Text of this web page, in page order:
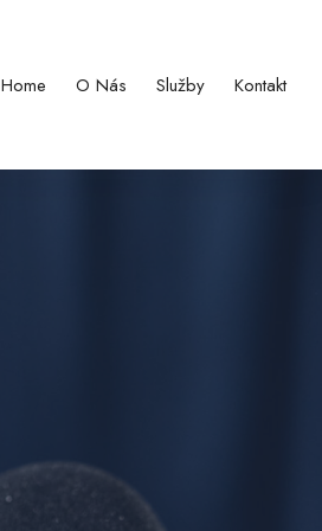
Home O Nás Služby Kontakt